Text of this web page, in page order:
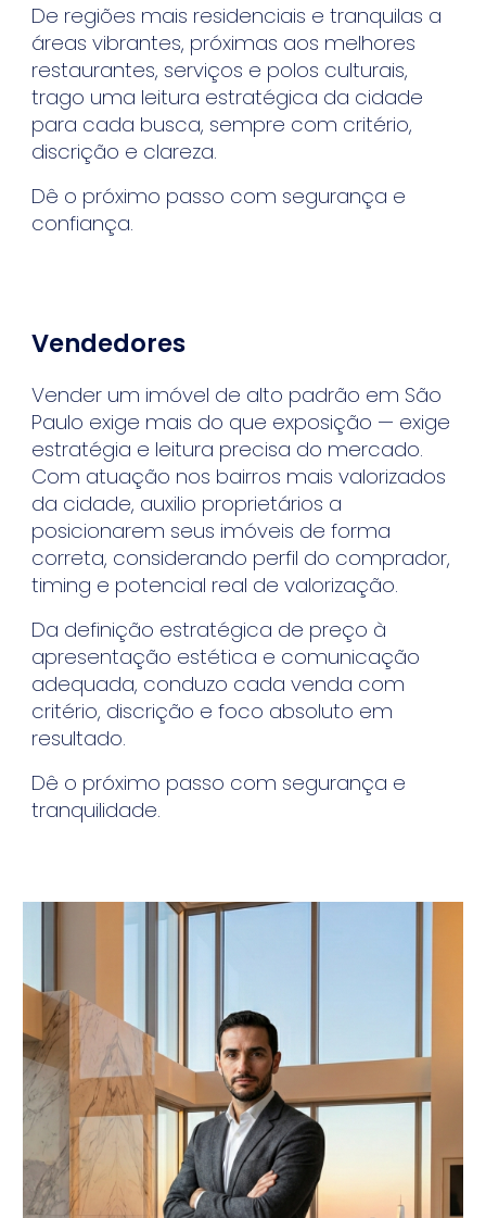
De regiões mais residenciais e tranquilas a
áreas vibrantes, próximas aos melhores
restaurantes, serviços e polos culturais,
trago uma leitura estratégica da cidade
para cada busca, sempre com critério,
discrição e clareza.
Dê o próximo passo com segurança e
confiança.
Vendedores
Vender um imóvel de alto padrão em São
Paulo exige mais do que exposição — exige
estratégia e leitura precisa do mercado.
Com atuação nos bairros mais valorizados
da cidade, auxilio proprietários a
posicionarem seus imóveis de forma
correta, considerando perfil do comprador,
timing e potencial real de valorização.
Da definição estratégica de preço à
apresentação estética e comunicação
adequada, conduzo cada venda com
critério, discrição e foco absoluto em
resultado.
Dê o próximo passo com segurança e
tranquilidade.